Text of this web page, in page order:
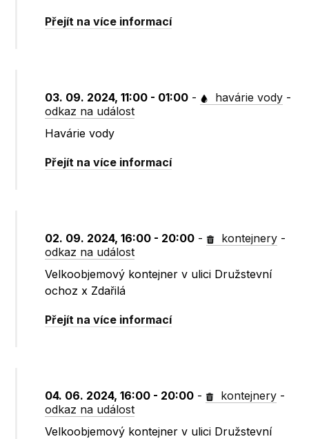
Přejít na více informací
03. 09. 2024, 11:00 - 01:00 - havárie vody -
odkaz na událost
Havárie vody
Přejít na více informací
02. 09. 2024, 16:00 - 20:00 - kontejnery -
odkaz na událost
Velkoobjemový kontejner v ulici Družstevní
ochoz x Zdařilá
Přejít na více informací
04. 06. 2024, 16:00 - 20:00 - kontejnery -
odkaz na událost
Velkoobjemový kontejner v ulici Družstevní